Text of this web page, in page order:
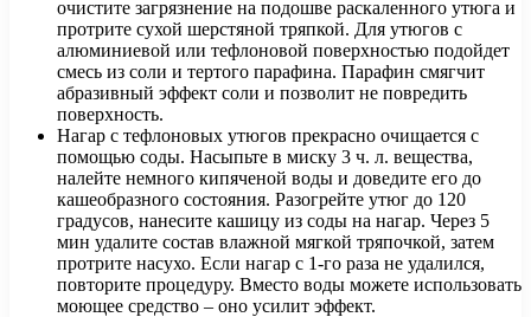
очистите загрязнение на подошве раскаленного утюга и
протрите сухой шерстяной тряпкой. Для утюгов с
алюминиевой или тефлоновой поверхностью подойдет
смесь из соли и тертого парафина. Парафин смягчит
абразивный эффект соли и позволит не повредить
поверхность.
Нагар с тефлоновых утюгов прекрасно очищается с
помощью соды. Насыпьте в миску 3 ч. л. вещества,
налейте немного кипяченой воды и доведите его до
кашеобразного состояния. Разогрейте утюг до 120
градусов, нанесите кашицу из соды на нагар. Через 5
мин удалите состав влажной мягкой тряпочкой, затем
протрите насухо. Если нагар с 1-го раза не удалился,
повторите процедуру. Вместо воды можете использовать
моющее средство – оно усилит эффект.